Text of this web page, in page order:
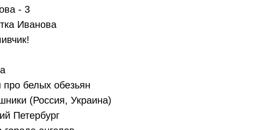
- 3
Иванова
белых обезьян
(Россия, Украина)
Петербург